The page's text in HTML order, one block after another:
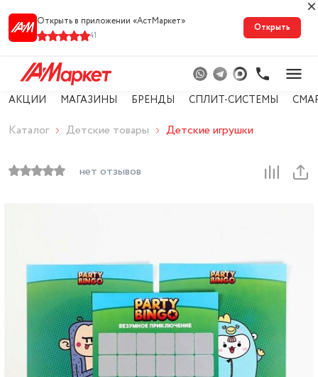
Открыть в приложении «АстМарке‪т‬»
41
Открыть
АКЦИИ МАГАЗИНЫ БРЕНДЫ СПЛИТ-СИСТЕМЫ
Каталог Детские товары Детские игрушки
нет отзывов